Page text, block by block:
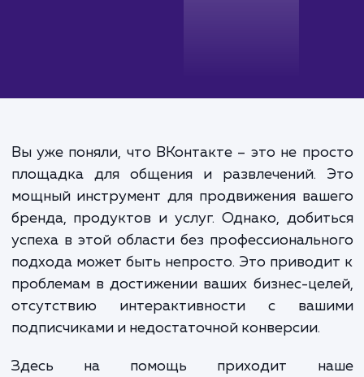
Вы уже поняли, что ВКонтакте – это не
площадка для общения и развлечений.
мощный инструмент для продвижения
бренда, продуктов и услуг. Однако,
успеха в этой области без
подхода может быть непросто. Это
проблемам в достижении ваших бизнес-